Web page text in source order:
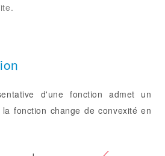
d'une fonction admet un
fonction change de convexité en